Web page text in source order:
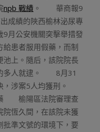
npb 戰績 。 華商報9
成績的陜西榆林泌尿專
9月公安機關突擊舉措發
患者服用假藥，而制
池上。隨后，該院院長
的多人就逮。 8月31
，涉案5人均獲刑。
藥 榆陽區法院審理查
院恆久間，在該院未獲
準文號的環境下，要